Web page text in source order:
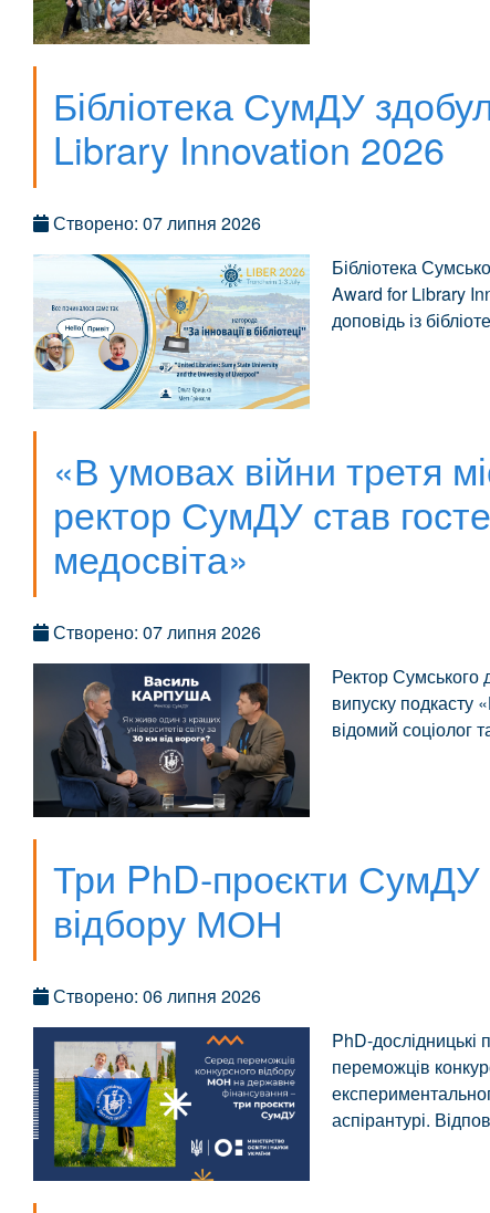
Бібліотека СумДУ
Library Innovation 2026
Створено: 07 липня 2026
Бібліотека
Award for Library
доповідь із
«В умовах війни третя
ректор СумДУ став
медосвіта»
Створено: 07 липня 2026
Ректор
випуску
відомий соціолог
Три PhD-проєкти СумДУ
відбору МОН
Створено: 06 липня 2026
PhD-дослідницькі
переможців
аспірантурі.